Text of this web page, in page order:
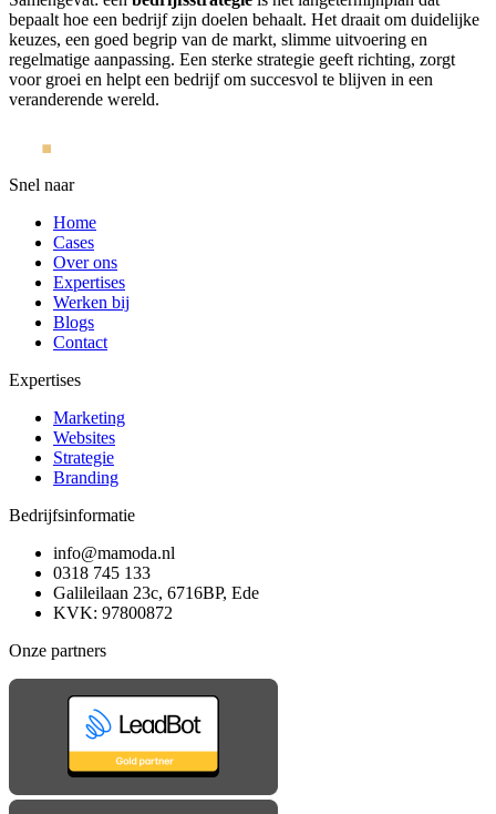
bepaalt hoe een bedrijf zijn doelen behaalt. Het draait om duidelijke
keuzes, een goed begrip van de markt, slimme uitvoering en
regelmatige aanpassing. Een sterke strategie geeft richting, zorgt
voor groei en helpt een bedrijf om succesvol te blijven in een
veranderende wereld.
Snel naar
Home
Cases
Over ons
Expertises
Werken bij
Blogs
Contact
Expertises
Marketing
Websites
Strategie
Branding
Bedrijfsinformatie
info@mamoda.nl
0318 745 133
Galileilaan 23c, 6716BP, Ede
KVK: 97800872
Onze partners